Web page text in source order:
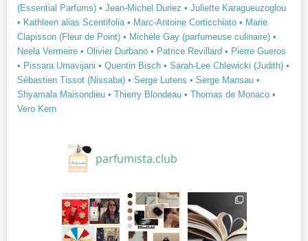
(Essential Parfums) • Jean-Michel Duriez • Juliette Karagueuzoglou
• Kathleen alias Scentifolia • Marc-Antoine Corticchiato • Marie
Clapisson (Fleur de Point) • Michèle Gay (parfumeuse culinaire) •
Neela Vermeire • Olivier Durbano • Patrice Revillard • Pierre Gueros
• Pissara Umavijani • Quentin Bisch • Sarah-Lee Chlewicki (Judith) •
Sébastien Tissot (Nissaba) • Serge Lutens • Serge Mansau •
Shyamala Maisondieu • Thierry Blondeau • Thomas de Monaco •
Vero Kern
parfumista.club